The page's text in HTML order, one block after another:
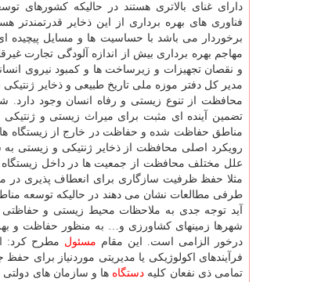
دارای غنای بالاتری هستند در حالیکه کشورهای
فناوری های بهره برداری از این ذخایر
برخوردار می باشد با حساسیت ها و مسایل پیچیده
مهاجم بهره برداری بیش از اندازه آلودگی تجارت
و نقصان تجهیزات و زیرساخت ها و کمبود نیروی
مدیر کل دفتر موزه ملی تاریخ طبیعی و ذخایر
محافظت از تنوع زیستی و رفاه انسان وجود دارد.
تضمین آینده ای مثبت برای میراث زیستی و
مناطق حفاظت شده و حفاظت در خارج از زیستگاه
رویکرد اصلی محافظت از ذخایر ژنتیکی و زیستی
علل مختلف محافظت از جمعیت ها در داخل زیستگاه
مثلا حفظ ظرفیت سازگاری برای انعطاف پذیری در
طرفی مطالعات نشان می دهند در حالیکه توسعه
آید توجه جدی به ملاحظات محیط زیستی و حفاظتی
شهرها زمینهای کشاورزی و… به منظور حفاظت و بهره
درخور الزامی است. این مقام مسئول مطرح کرد:
فرآیندهای اکولوژیکی یا مدیریتی موردنیاز
تمامی ذی نفعان کلیه دستگاه ها و سازمان های